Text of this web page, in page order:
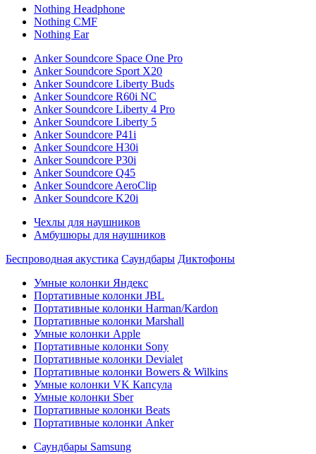
Nothing Headphone
Nothing CMF
Nothing Ear
Anker Soundcore Space One Pro
Anker Soundcore Sport X20
Anker Soundcore Liberty Buds
Anker Soundcore R60i NC
Anker Soundcore Liberty 4 Pro
Anker Soundcore Liberty 5
Anker Soundcore P41i
Anker Soundcore H30i
Anker Soundcore P30i
Anker Soundcore Q45
Anker Soundcore AeroClip
Anker Soundcore K20i
Чехлы для наушников
Амбушюры для наушников
Беспроводная акустика Саундбары Диктофоны
Умные колонки Яндекс
Портативные колонки JBL
Портативные колонки Harman/Kardon
Портативные колонки Marshall
Умные колонки Apple
Портативные колонки Sony
Портативные колонки Devialet
Портативные колонки Bowers & Wilkins
Умные колонки VK Капсула
Умные колонки Sber
Портативные колонки Beats
Портативные колонки Anker
Саундбары Samsung